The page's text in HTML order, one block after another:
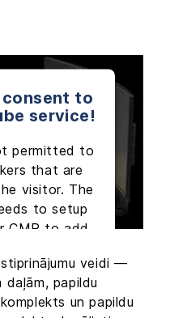
consent to
service!
permitted to
that are
visitor. The
to setup
CMP to add
used.
Consent
veidi —
papildu
un papildu